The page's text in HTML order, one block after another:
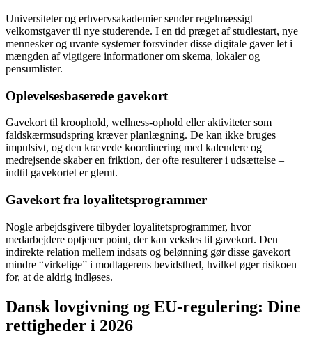
Universiteter og erhvervsakademier sender regelmæssigt
velkomstgaver til nye studerende. I en tid præget af studiestart, nye
mennesker og uvante systemer forsvinder disse digitale gaver let i
mængden af vigtigere informationer om skema, lokaler og
pensumlister.
Oplevelsesbaserede gavekort
Gavekort til kroophold, wellness-ophold eller aktiviteter som
faldskærmsudspring kræver planlægning. De kan ikke bruges
impulsivt, og den krævede koordinering med kalendere og
medrejsende skaber en friktion, der ofte resulterer i udsættelse –
indtil gavekortet er glemt.
Gavekort fra loyalitetsprogrammer
Nogle arbejdsgivere tilbyder loyalitetsprogrammer, hvor
medarbejdere optjener point, der kan veksles til gavekort. Den
indirekte relation mellem indsats og belønning gør disse gavekort
mindre “virkelige” i modtagerens bevidsthed, hvilket øger risikoen
for, at de aldrig indløses.
Dansk lovgivning og EU-regulering: Dine
rettigheder i 2026